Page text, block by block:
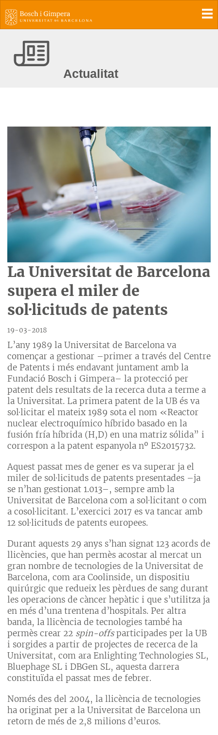
Actualitat
La Universitat de Barcelona
supera el miler de
sol·licituds de patents
19-03-2018
L’any 1989 la Universitat de Barcelona va
començar a gestionar –primer a través del Centre
de Patents i més endavant juntament amb la
Fundació Bosch i Gimpera– la protecció per
patent dels resultats de la recerca duta a terme a
la Universitat. La primera patent de la UB és va
sol·licitar el mateix 1989 sota el nom «Reactor
nuclear electroquímico híbrido basado en la
fusión fría híbrida (H,D) en una matriz sólida” i
correspon a la patent espanyola nº ES2015732.
Aquest passat mes de gener es va superar ja el
miler de sol·licituds de patents presentades –ja
se n’han gestionat 1.013–, sempre amb la
Universitat de Barcelona com a sol·licitant o com
a cosol·licitant. L’exercici 2017 es va tancar amb
12 sol·licituds de patents europees.
Durant aquests 29 anys s’han signat 123 acords de
llicències, que han permès acostar al mercat un
gran nombre de tecnologies de la Universitat de
Barcelona, com ara Coolinside, un dispositiu
quirúrgic que redueix les pèrdues de sang durant
les operacions de càncer hepàtic i que s’utilitza ja
en més d’una trentena d’hospitals. Per altra
banda, la llicència de tecnologies també ha
permès crear 22 spin-offsparticipades per la UB
i sorgides a partir de projectes de recerca de la
Universitat, com ara Enlighting Technologies SL,
Bluephage SL i DBGen SL, aquesta darrera
constituïda el passat mes de febrer.
Només des del 2004, la llicència de tecnologies
ha originat per a la Universitat de Barcelona un
retorn de més de 2,8 milions d’euros.